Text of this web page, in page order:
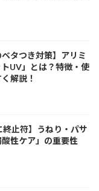
ベタつき対策】アリミ
UV」とは？特徴・使
解説！
終止符】うねり・パサ
性ケア」の重要性